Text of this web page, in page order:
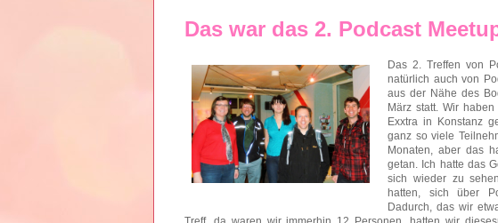
Das war das 2. Podcast
Das 2. Treffen von
natürlich auch von
aus der Nähe des
März statt. Wir
Exxtra in Konstanz
ganz so viele
Monaten, aber das
getan. Ich hatte das
sich wieder zu
hatten, sich über
Dadurch, das wir